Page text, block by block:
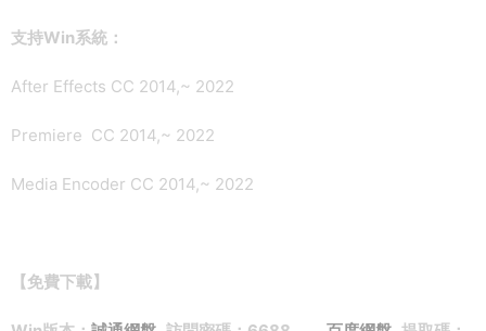
支持Win系統：
After Effects CC 2014,~ 2022
Premiere CC 2014,~ 2022
Media Encoder CC 2014,~ 2022
【免費下載】